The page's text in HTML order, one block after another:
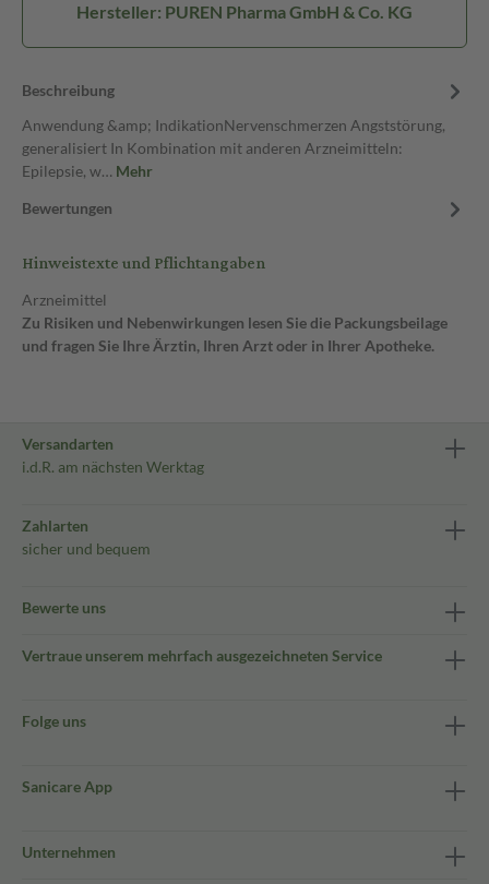
Hersteller: PUREN Pharma GmbH & Co. KG
Beschreibung
Anwendung &amp; IndikationNervenschmerzen Angststörung,
generalisiert In Kombination mit anderen Arzneimitteln:
Epilepsie, w… Mehr
Bewertungen
Hinweistexte und Pflichtangaben
Arzneimittel
Zu Risiken und Nebenwirkungen lesen Sie die Packungsbeilage
und fragen Sie Ihre Ärztin, Ihren Arzt oder in Ihrer Apotheke.
Versandarten
i.d.R. am nächsten Werktag
Zahlarten
sicher und bequem
Bewerte uns
Vertraue unserem mehrfach ausgezeichneten Service
Folge uns
Sanicare App
Unternehmen